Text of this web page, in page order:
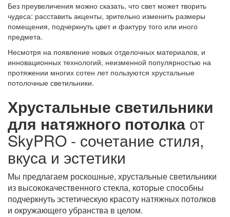
Без преувеличения можно сказать, что свет может творить
чудеса: расставить акценты, зрительно изменить размеры
помещения, подчеркнуть цвет и фактуру того или иного
предмета.
Несмотря на появление новых отделочных материалов, и
инновационных технологий, неизменной популярностью на
протяжении многих сотен лет пользуются хрустальные
потолочные светильники.
Хрустальные светильники
для натяжного потолка от
SkyPRO - сочетание стиля,
вкуса и эстетики
Мы предлагаем роскошные, хрустальные светильники
из высококачественного стекла, которые способны
подчеркнуть эстетическую красоту натяжных потолков
и окружающего убранства в целом.